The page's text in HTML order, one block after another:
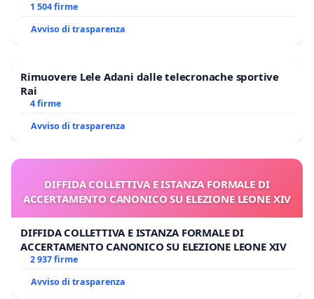
1 504 firme
Avviso di trasparenza
Rimuovere Lele Adani dalle telecronache sportive
Rai
4 firme
Avviso di trasparenza
DIFFIDA COLLETTIVA E ISTANZA FORMALE DI
ACCERTAMENTO CANONICO SU ELEZIONE LEONE XIV
DIFFIDA COLLETTIVA E ISTANZA FORMALE DI
ACCERTAMENTO CANONICO SU ELEZIONE LEONE XIV
2 937 firme
Avviso di trasparenza